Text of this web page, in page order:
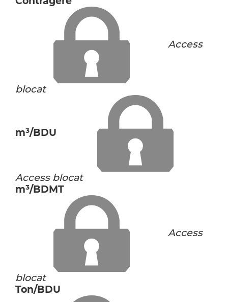
Access
blocat
m³/BDU
Access blocat
m³/BDMT
Access
blocat
Ton/BDU